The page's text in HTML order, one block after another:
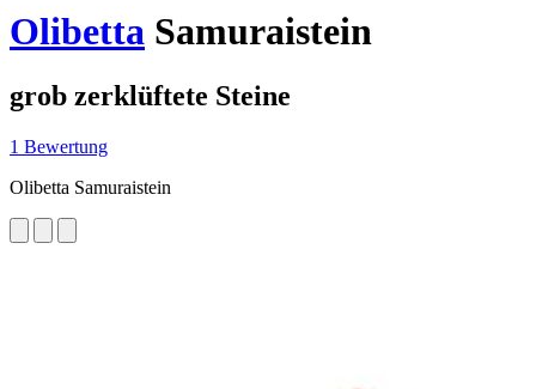
Olibetta Samuraistein
grob zerklüftete Steine
1 Bewertung
Olibetta Samuraistein